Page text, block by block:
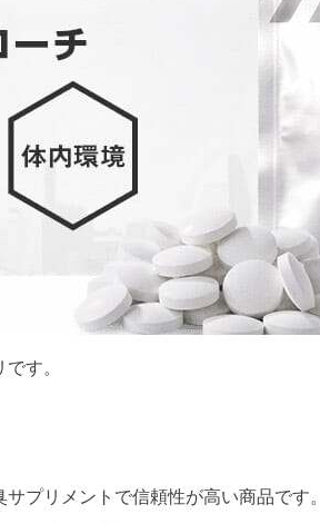
す。
プリメントで信頼性が高い商品です。